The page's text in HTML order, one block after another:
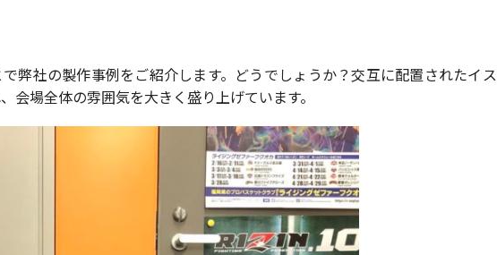
弊社の製作事例をご紹介します。どうでしょうか？交互に配置されたイ
会場全体の雰囲気を大きく盛り上げています。